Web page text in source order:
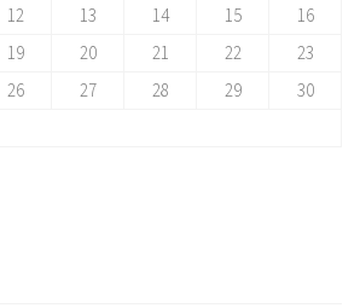
12 13 14 15
16
19 20 21 22
23
26 27 28 29
30